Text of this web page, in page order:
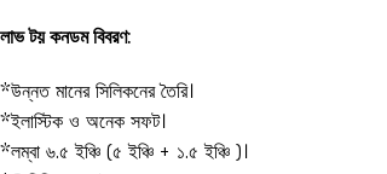
লাভ টয় কনডম বিবরণ:
*উন্নত মানের সিলিকনের তৈরি।
*ইলাস্টিক ও অনেক সফট।
*লম্বা ৬.৫ ইঞ্চি (৫ ইঞ্চি + ১.৫ ইঞ্চি )।